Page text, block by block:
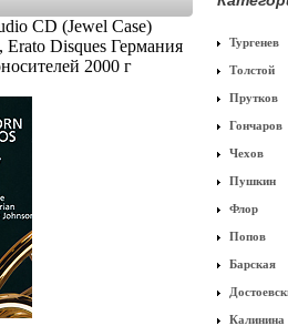
CD (Jewel Case)
Disques Германия
2000 г
Тургенев
Толстой
Прутков
Гончаров
Чехов
Пушкин
Флор
Попов
Барская
Калинина